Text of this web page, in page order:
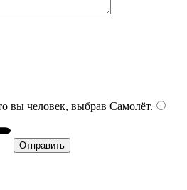
вы человек, выбрав Самолёт.